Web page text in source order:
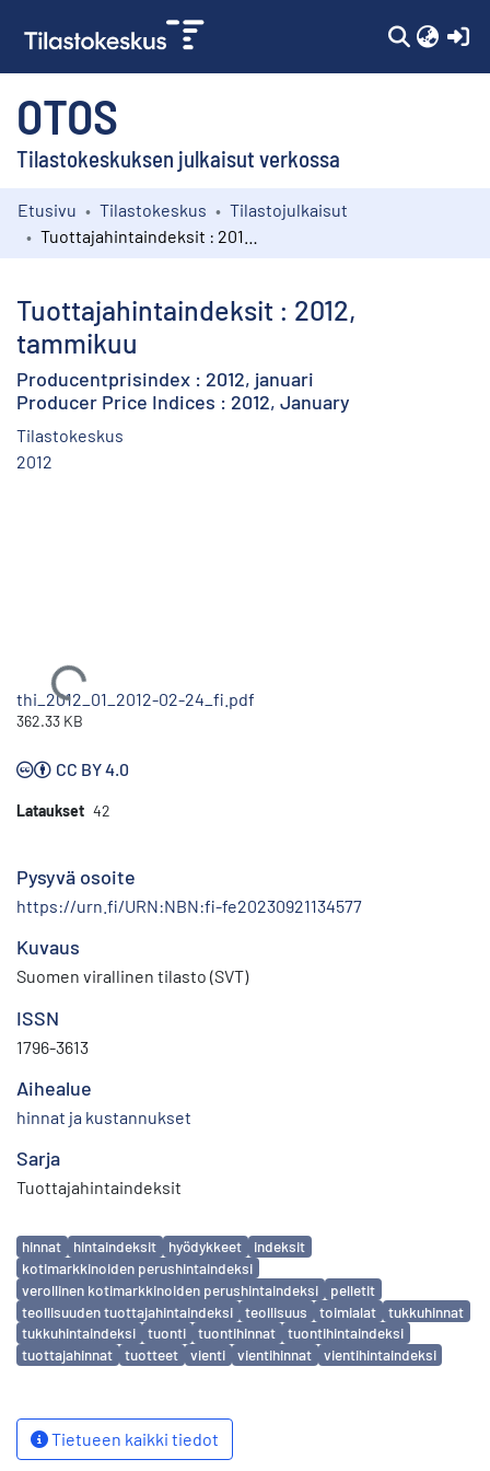
OTOS
Tilastokeskuksen julkaisut verkossa
Kokoelmat
Etusivu Tilastokeskus
Tilastojulkaisut
Tuottajahintaindeksit : 2012,
tammikuu
Producentprisindex : 2012, januari
Producer Price Indices : 2012, January
Tilastokeskus
2012
Ladataan...
thi_2012_01_2012-02-24_fi.pdf
362.33 KB
CC BY 4.0
Lataukset 42
Pysyvä osoite
https://urn.fi/URN:NBN:fi-fe20230921134577
Kuvaus
Suomen virallinen tilasto (SVT)
ISSN
1796-3613
Aihealue
hinnat ja kustannukset
Sarja
Tuottajahintaindeksit
Avainsanat
hinnat hintaindeksit hyödykkeet
indeksit
kotimarkkinoiden perushintaindeksi
verollinen kotimarkkinoiden perushintaindeksi
pelletit
teollisuuden tuottajahintaindeksi
teollisuus toimialat
tukkuhinnat
tukkuhintaindeksi
tuonti tuontihinnat
tuontihintaindeksi
tuottajahinnat
tuotteet vienti vientihinnat vientihintaindeksi
Tietueen kaikki tiedot